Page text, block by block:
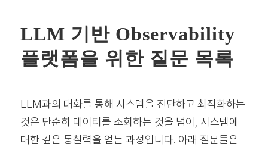
LLM 기반 Observability
플랫폼을 위한 질문 목록
LLM과의 대화를 통해 시스템을 진단하고 최적화하는
것은 단순히 데이터를 조회하는 것을 넘어, 시스템에
대한 깊은 통찰력을 얻는 과정입니다. 아래 질문들은